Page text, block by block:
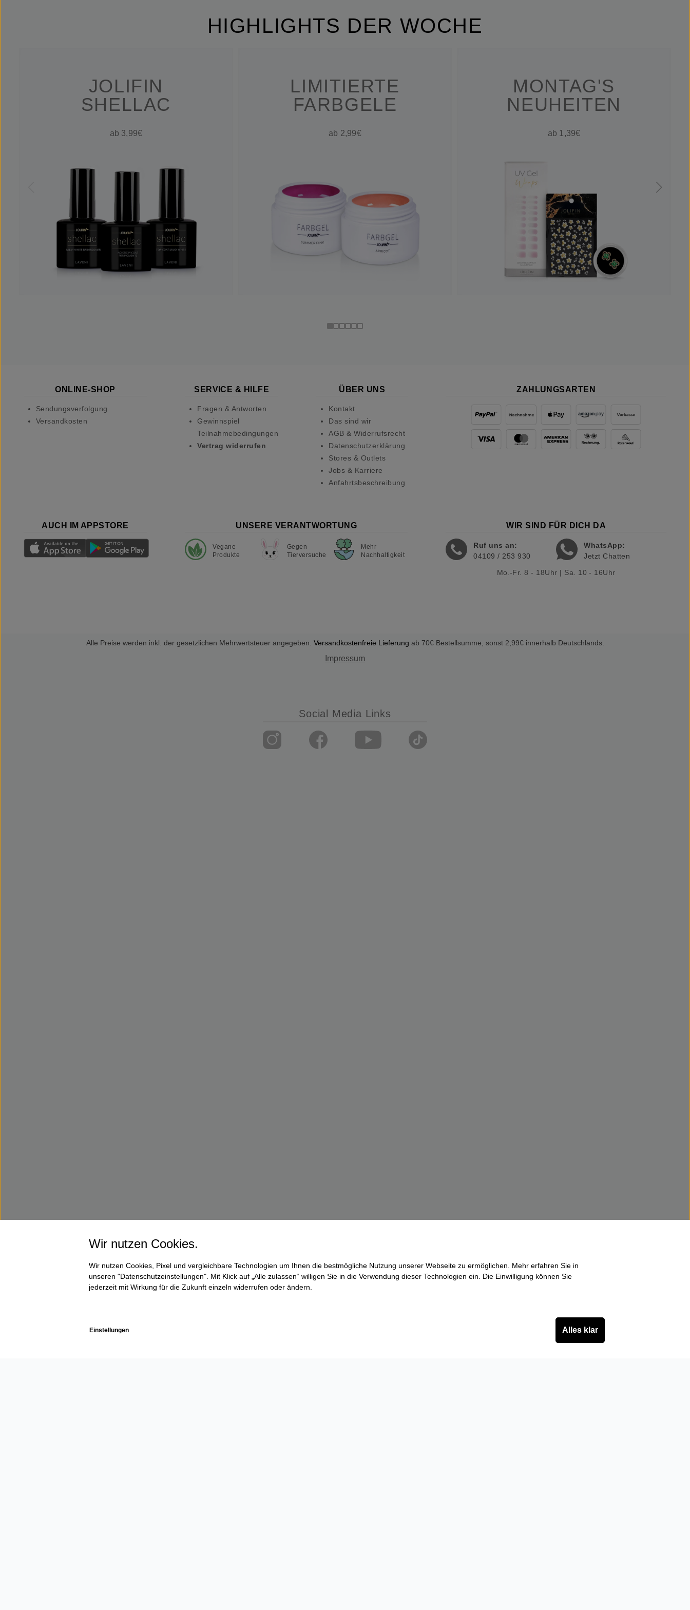
HIGHLIGHTS DER WOCHE
JOLIFIN
SHELLAC
ab 3,99€
LIMITIERTE
FARBGELE
ab 2,99€
MONTAG'S
NEUHEITEN
ab 1,39€
ONLINE-SHOP
Sendungsverfolgung
Versandkosten
SERVICE & HILFE
Fragen & Antworten
Gewinnspiel
Teilnahmebedingungen
Vertrag widerrufen
ÜBER UNS
Kontakt
Das sind wir
AGB & Widerrufsrecht
Datenschutzerklärung
Stores & Outlets
Jobs & Karriere
Anfahrtsbeschreibung
ZAHLUNGSARTEN
AUCH IM APPSTORE UNSERE VERANTWORTUNG
Vegane
Produkte
Gegen
Tierversuche
Mehr
Nachhaltigkeit
WIR SIND FÜR DICH DA
Ruf uns an:
04109 / 253 930
WhatsApp:
Jetzt Chatten
Mo.-Fr. 8 - 18Uhr | Sa. 10 - 16Uhr
Alle Preise werden inkl. der gesetzlichen Mehrwertsteuer angegeben. Versandkostenfreie Lieferung ab 70€ Bestellsumme, sonst 2,99€ innerhalb Deutschlands.
Impressum
Social Media Links
Wir nutzen Cookies.
Wir nutzen Cookies, Pixel und vergleichbare Technologien um Ihnen die bestmögliche Nutzung unserer Webseite zu ermöglichen. Mehr erfahren Sie in
unseren "Datenschutzeinstellungen". Mit Klick auf „Alle zulassen“ willigen Sie in die Verwendung dieser Technologien ein. Die Einwilligung können Sie
jederzeit mit Wirkung für die Zukunft einzeln widerrufen oder ändern.
Einstellungen Alles klar